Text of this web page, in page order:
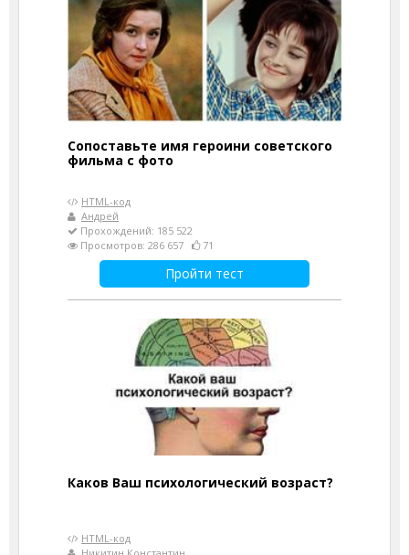
Сопоставьте имя героини советского
фильма с фото
HTML-код
Андрей
Прохождений: 185 522
Просмотров: 286 657
71
Пройти тест
Каков Ваш психологический возраст?
HTML-код